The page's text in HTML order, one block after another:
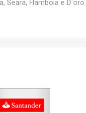
Seara, Flamboia e D`oro.